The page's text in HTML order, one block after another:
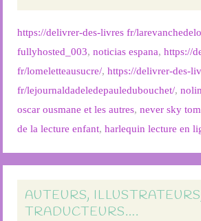
https://delivrer-des-livres fr/
fullyhosted_003,noticias espana,https://
fr/lomeletteausucre/,https://delivrer-des-
fr/lejournaldadeledepauledubouchet/,
oscar ousmane et les autres,never sky
de la lecture enfant,harlequin lecture en
AUTEURS,
TRADUCTEURS….